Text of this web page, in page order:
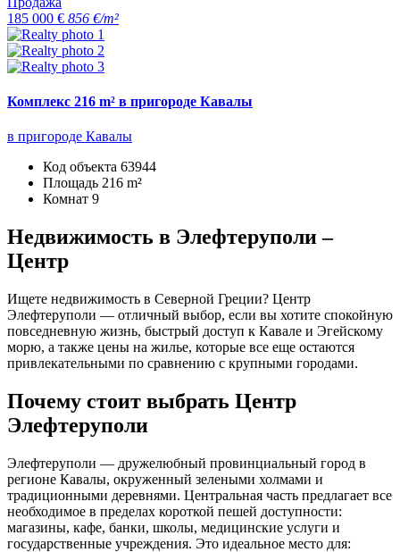
185 000 € 856 €/m²
Комплекс 216 m² в пригороде Кавалы
в пригороде Кавалы
Код объекта 63944
Площадь 216 m²
Комнат 9
Недвижимость в Элефтеруполи –
Центр
Ищете недвижимость в Северной Греции? Центр
Элефтеруполи — отличный выбор, если вы хотите спокойную
повседневную жизнь, быстрый доступ к Кавале и Эгейскому
морю, а также цены на жилье, которые все еще остаются
привлекательными по сравнению с крупными городами.
Почему стоит выбрать Центр
Элефтеруполи
Элефтеруполи — дружелюбный провинциальный город в
регионе Кавалы, окруженный зелеными холмами и
традиционными деревнями. Центральная часть предлагает все
необходимое в пределах короткой пешей доступности:
магазины, кафе, банки, школы, медицинские услуги и
государственные учреждения. Это идеальное место для: